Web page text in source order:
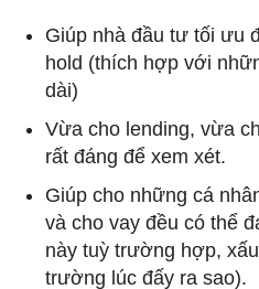
Giúp nhà đầu tư tối ưu
hold (thích hợp với
dài)
Vừa cho lending, vừa
rất đáng để xem xét.
Giúp cho những cá
và cho vay đều có thể
này tuỳ trường hợp,
trường lúc đấy ra sao).